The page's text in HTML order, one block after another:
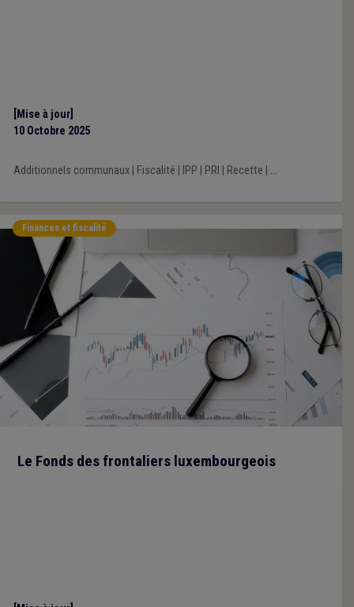
[Mise à jour]
10 Octobre 2025
Additionnels communaux| Fiscalité IPP PRI Recette ...
Finances et fiscalité
Le Fonds des frontaliers luxembourgeois